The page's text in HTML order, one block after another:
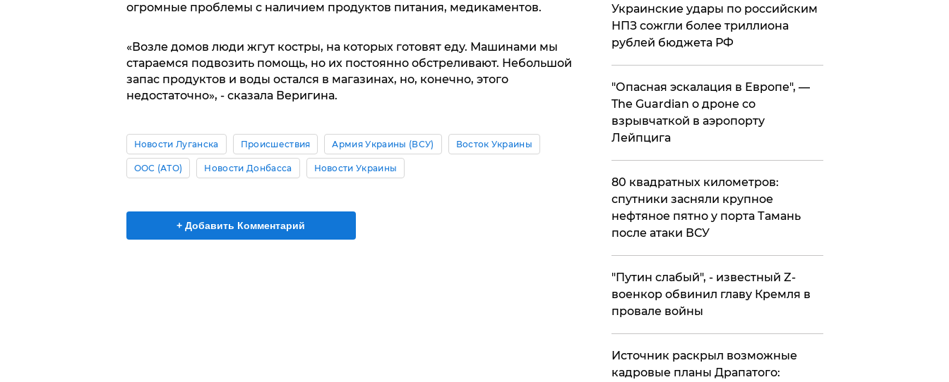
огромные проблемы с наличием продуктов питания, медикаментов.
«Возле домов люди жгут костры, на которых готовят еду. Машинами мы
стараемся подвозить помощь, но их постоянно обстреливают. Небольшой
запас продуктов и воды остался в магазинах, но, конечно, этого
недостаточно», - сказала Веригина.
Новости Луганска Происшествия Армия Украины (ВСУ) Восток Украины
ООС (АТО) Новости Донбасса Новости Украины
+ Добавить Комментарий
Украинские удары по российским
НПЗ сожгли более триллиона
рублей бюджета РФ
"Опасная эскалация в Европе", —
The Guardian о дроне со
взрывчаткой в аэропорту
Лейпцига
80 квадратных километров:
спутники засняли крупное
нефтяное пятно у порта Тамань
после атаки ВСУ
​"Путин слабый", - известный Z-
военкор обвинил главу Кремля в
провале войны
​Источник раскрыл возможные
кадровые планы Драпатого: